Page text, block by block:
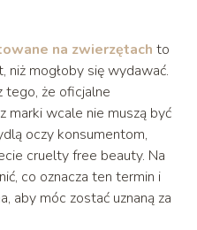
na zwierzętach to
mogłoby się wydawać.
tego, że oficjalne
marki wcale nie muszą być
oczy konsumentom,
cruelty free beauty. Na
co oznacza ten termin i
aby móc zostać uznaną za